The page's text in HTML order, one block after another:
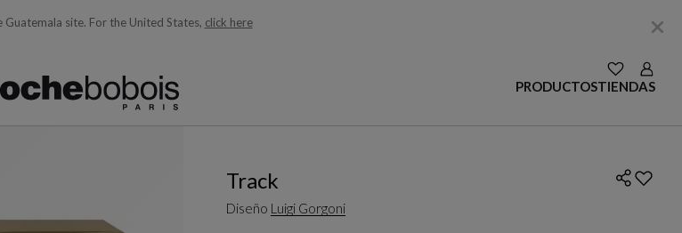
Guatemala site. For the United States, click here
lo que está buscando)
VER LAS
Login
PRODUCTOSTIENDAS
Track
Diseño Luigi Gorgoni